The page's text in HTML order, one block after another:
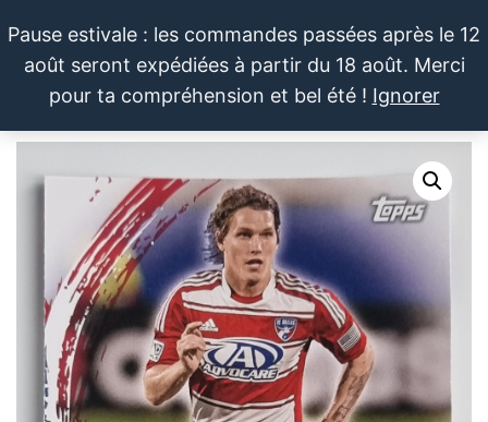
au
contenu
Pause estivale : les commandes passées après le 12
août seront expédiées à partir du 18 août. Merci
pour ta compréhension et bel été ! Ignorer
LE SPORTIF
DU
DIMANCHE®
Cartes
et
produits
autour
du
sport et
de la
pop
culture